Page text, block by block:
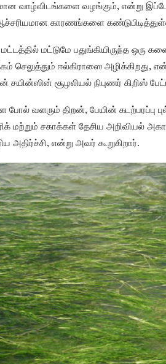
வாழ்விடங்களை வழங்கும், என்று
காரணங்களை
மட்டுமே பதுங்கியிருந்த ஒரு
செலுத்தும் ஈல்கிராஸை அழிக்கிறது,
சூழலியல் நிபுணர் கிறிஸ்
போல் வளரும் திறன், பேயின் கடற்பரப்பு
மற்றும் சகாக்கள் தேசிய அறிவியல்
அதிர்ச்சி, என்று அவர் கூறுகிறார்.